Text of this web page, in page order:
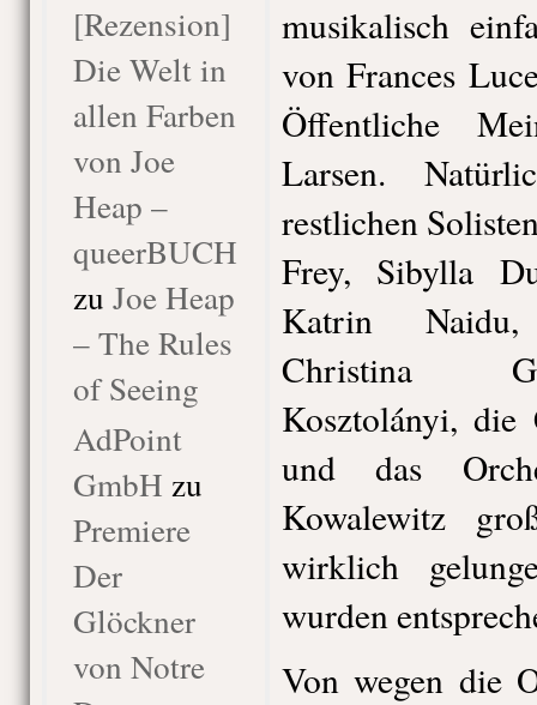
[Rezension]
Die Welt in
allen Farben
von Joe
Heap –
queerBUCH
zu Joe Heap
– The Rules
of Seeing
AdPoint
GmbH zu
Premiere
Der
Glöckner
von Notre
musikalisch
von Frances
Öffentliche
Larsen.
restlichen
Frey, Sibylla
Katrin Naidu,
Christina
Kosztolányi, die
und das
Kowalewitz
wirklich
wurden
Von wegen die